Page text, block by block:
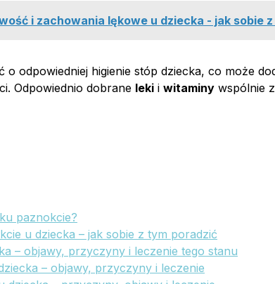
i zachowania lękowe u dziecka - jak sobie
o odpowiedniej higienie stóp dziecka, co może
Odpowiednio dobrane leki i witaminy wspólnie z
paznokcie?
u dziecka – jak sobie z tym poradzić
– objawy, przyczyny i leczenie tego stanu
– objawy, przyczyny i leczenie